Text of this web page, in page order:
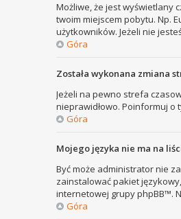
Możliwe, że jest wyświetlany
twoim miejscem pobytu. Np.
użytkowników. Jeżeli nie
Góra
Została wykonana zmiana
Jeżeli na pewno strefa
nieprawidłowo. Poinformuj o
Góra
Mojego języka nie ma na
Być może administrator nie
zainstalować pakiet
internetowej grupy phpBB™.
Góra